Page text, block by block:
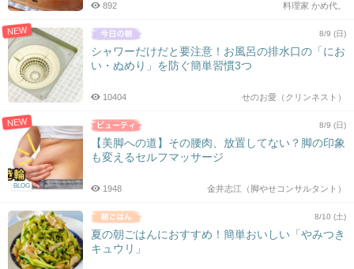
料理家 かめ代。
892
NEW 8/9 (日)
シャワーだけだと要注意！お風呂の排水口の「にお
い・ぬめり」を防ぐ簡単習慣3つ
せのお愛（クリンネスト）
10404
NEW
BLOG
8/9 (日)
【美脚への道】その腰肉、放置してない？脚の印象
も変えるセルフマッサージ
金井志江（脚やせコンサルタント）
1948
8/10 (土)
夏の朝ごはんにおすすめ！簡単おいしい「やみつき
キュウリ」